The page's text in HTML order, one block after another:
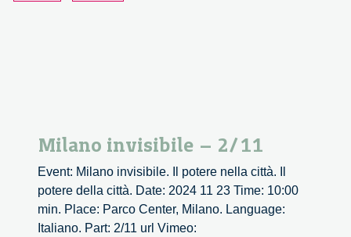
Milano invisibile – 2/11
Event: Milano invisibile. Il potere nella città. Il
potere della città. Date: 2024 11 23 Time: 10:00
min. Place: Parco Center, Milano. Language:
Italiano. Part: 2/11 url Vimeo: